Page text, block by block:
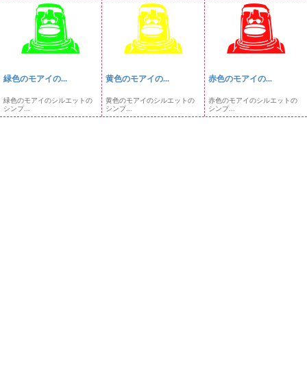
緑色のモアイの...
緑色のモアイのシルエットの
シンプ...
黄色のモアイの...
黄色のモアイのシルエットの
シンプ...
赤色のモアイの...
赤色のモアイのシルエットの
シンプ...